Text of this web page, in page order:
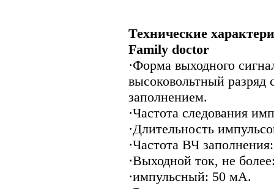
Технические
Family doctor
·Форма выходного
высоковольтный разряд
заполнением.
·Частота следования
·Длительность
·Частота ВЧ
·Выходной ток, не
·импульсный: 50 мА.